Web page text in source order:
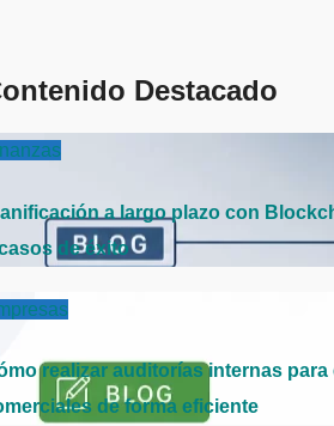
Destacado
a largo plazo con
de éxito
realizar auditorías internas
de forma eficiente